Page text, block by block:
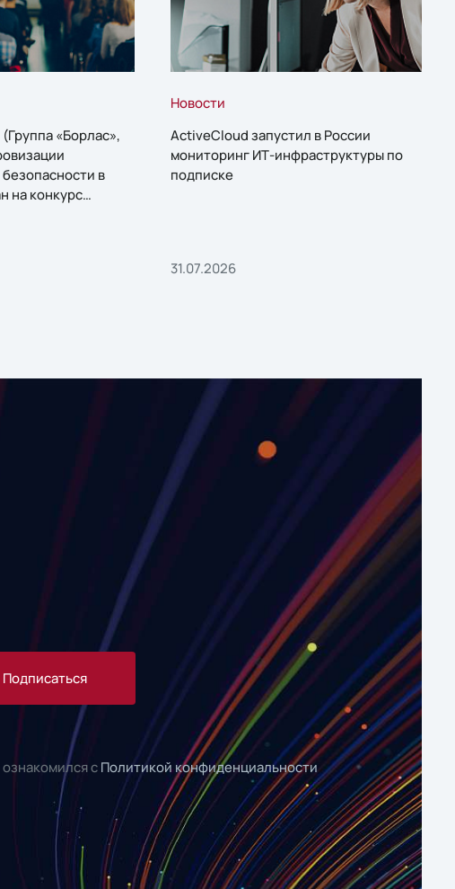
«Борлас»,
в
на конкурс
Новости
ActiveCloud запустил в России
мониторинг ИТ-инфраструктуры по
подписке
31.07.2026
Подписаться
сПолитикой конфиденциальности